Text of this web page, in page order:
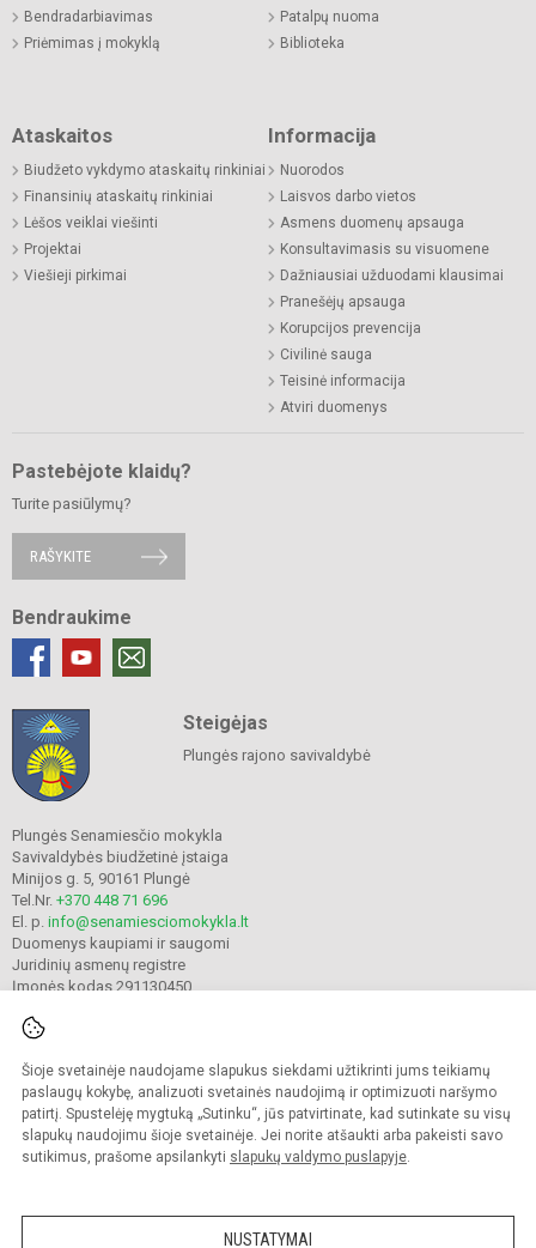
Šioje svetainėje naudojame slapukus siekdami užtikrinti jums teikiamų
paslaugų kokybę, analizuoti svetainės naudojimą ir optimizuoti naršymo
patirtį. Spustelėję mygtuką „Sutinku“, jūs patvirtinate, kad sutinkate su visų
slapukų naudojimu šioje svetainėje. Jei norite atšaukti arba pakeisti savo
sutikimus, prašome apsilankyti slapukų valdymo puslapyje.
NUSTATYMAI
Bendradarbiavimas
Priėmimas į mokyklą
Patalpų nuoma
Biblioteka
Ataskaitos
Biudžeto vykdymo ataskaitų rinkiniai
Finansinių ataskaitų rinkiniai
Lėšos veiklai viešinti
Projektai
Viešieji pirkimai
Informacija
Nuorodos
Laisvos darbo vietos
Asmens duomenų apsauga
Konsultavimasis su visuomene
Dažniausiai užduodami klausimai
Pranešėjų apsauga
Korupcijos prevencija
Civilinė sauga
Teisinė informacija
Atviri duomenys
Pastebėjote klaidų?
Turite pasiūlymų?
RAŠYKITE
Bendraukime
Steigėjas
Plungės rajono savivaldybė
Plungės Senamiesčio mokykla
Savivaldybės biudžetinė įstaiga
Minijos g. 5, 90161 Plungė
Tel.Nr. +370 448 71 696
El. p. info@senamiesciomokykla.lt
Duomenys kaupiami ir saugomi
Juridinių asmenų registre
Įmonės kodas 291130450
© 2022. Plungės Senamiesčio mokykla. Visos teisės saugomos.
Kopijuoti turinį be raštiško gimnazijos sutikimo griežtai draudžiama.
Prieinamumo paraiška Slapukų valdymas
Sumanus būdas atnaujinti